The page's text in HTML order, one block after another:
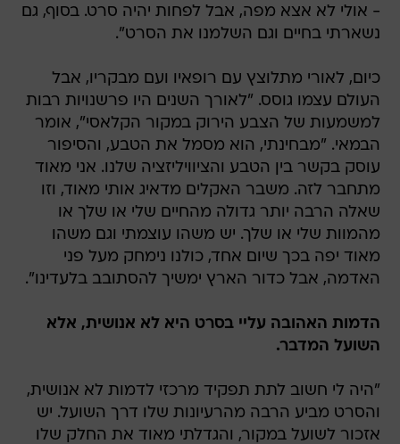
- אולי לא אצא מפה, אבל לפחות יהיה סרט. בסוף, גם
נשארתי בחיים וגם השלמנו את הסרט".
כיום, לאורי מתלוצץ עם רופאיו ועם מבקריו, אבל
העולם עצמו גוסס. "לאורך השנים היו פרשנויות רבות
למשמעות של הצבע הירוק במקור הקלאסי", אומר
הבמאי. "מבחינתי, הוא מסמל את הטבע, והסיפור
עוסק בקשר בין הטבע והציוויליזציה שלנו. אני מאוד
מתחבר לזה. משבר האקלים מדאיג אותי מאוד, וזו
שאלה הרבה יותר גדולה מהחיים שלי או שלך או
מהמוות שלי או שלך. יש משהו עוצמתי וגם משהו
מאוד יפה בכך שיום אחד, כולנו נימחק מעל פני
האדמה, אבל כדור הארץ ימשיך להסתובב בלעדינו".
הדמות האהובה עליי בסרט היא לא אנושית, אלא
השועל המדבר.
"היה לי חשוב לתת תפקיד מרכזי לדמות לא אנושית,
והסרט מביע הרבה מהרעיונות שלו דרך השועל. יש
אזכור לשועל במקור, והגדלתי מאוד את החלק שלו